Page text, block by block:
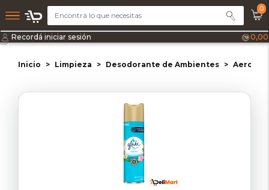
0
Recordá iniciar sesión 0,00
Inicio Limpieza Desodorante de Ambientes